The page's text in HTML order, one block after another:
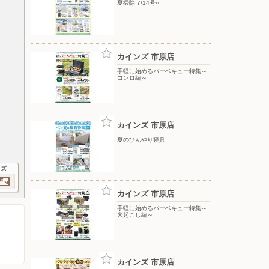
夏掃除 7/14号○
カインズ 市原店
手軽に始めるバーベキュー特集～
コンロ編～
カインズ 市原店
夏のひんやり寝具
カインズ 市原店
手軽に始めるバーベキュー特集～
火起こし編～
カインズ 市原店